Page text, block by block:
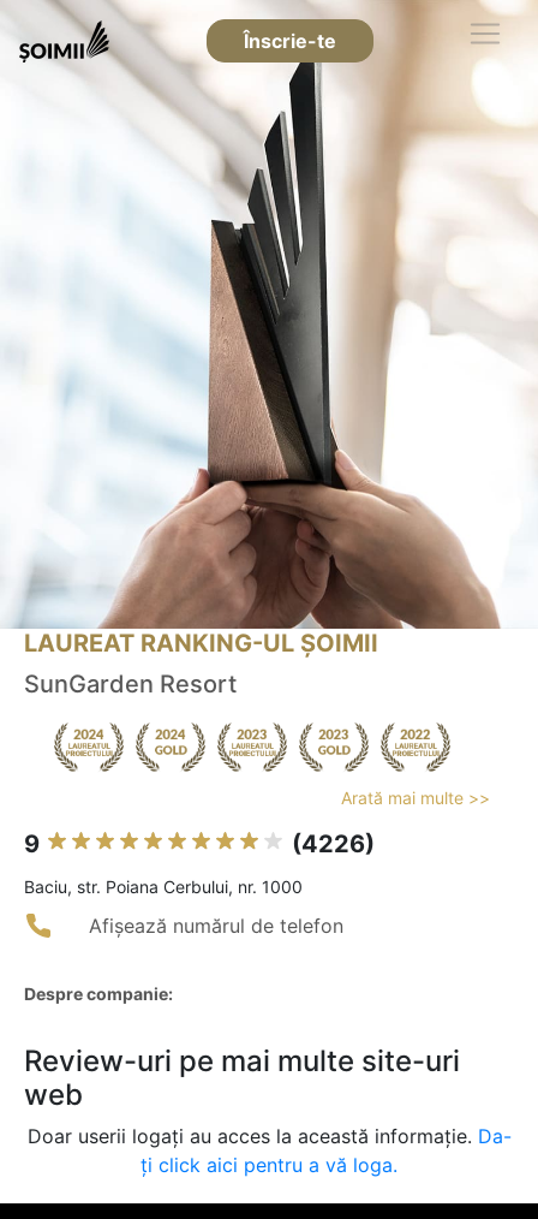
Înscrie-te
LAUREAT RANKING-UL ȘOIMII
SunGarden Resort
Arată mai multe >>
9 (4226)
Baciu, str. Poiana Cerbului, nr. 1000
Afișează numărul de telefon
Despre companie:
Review-uri pe mai multe site-uri
web
Doar userii logați au acces la această informație. Da-
ți click aici pentru a vă loga.